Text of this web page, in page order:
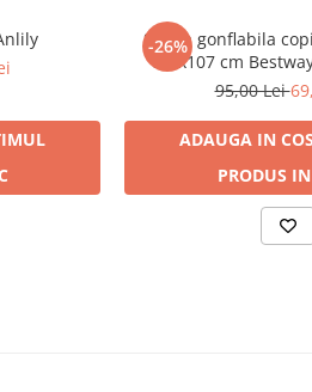
-26%
Saltea gonflabila
138x107 cm
95,00 Lei
ADAUGA IN COS
PRODUS